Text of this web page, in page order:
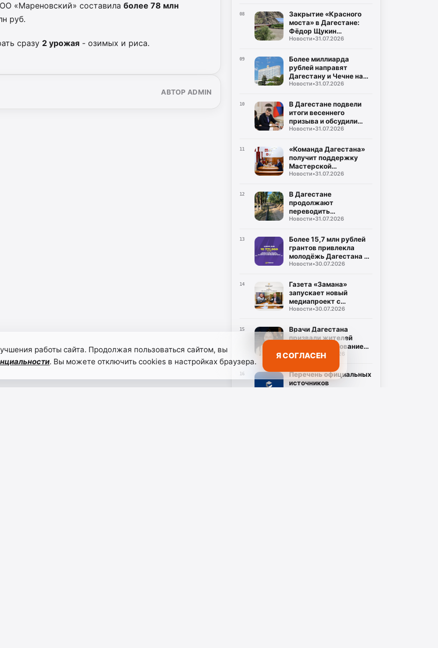
«Мареновский» составила более 78 млн
руб.
сразу 2 урожая - озимых и риса.
АВТОР ADMIN
08
Закрытие «Красного
моста» в Дагестане:
Фёдор Щукин
потребовал ускорить
Новости•31.07.2026
09
Более миллиарда
рублей направят
Дагестану и Чечне на
помощь пострадавшим
Новости•31.07.2026
10
В Дагестане подвели
итоги весеннего
призыва и обсудили
набор на контрактную
Новости•31.07.2026
11
«Команда Дагестана»
получит поддержку
Мастерской
управления «Сенеж»
Новости•31.07.2026
12
В Дагестане
продолжают
переводить
газопроводы под землю
безопасности
Новости•31.07.2026
13
Более 15,7 млн рублей
грантов привлекла
молодёжь Дагестана в
2026 году
Новости•30.07.2026
14
Газета «Замана»
запускает новый
медиапроект с
участием известных
Новости•30.07.2026
15
Врачи Дагестана
призвали жителей
пройти обследование
на гепатит С во время
Новости•30.07.2026
16
Перечень официальных
источников
работы сайта. Продолжая пользоваться сайтом, вы
. Вы можете отключить cookies в настройках браузера.
Я СОГЛАСЕН